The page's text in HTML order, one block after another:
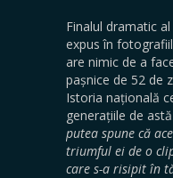
Finalul dramatic
expus în
are nimic de a
pașnice de 52 de
Istoria națională
generațiile de
putea spune că
triumful ei de o
care s-a risipit în